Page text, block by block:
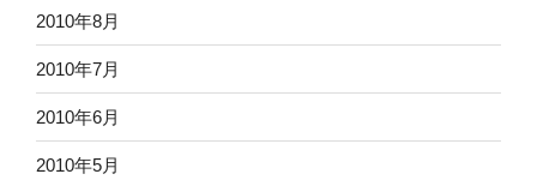
2010年8月
2010年7月
2010年6月
2010年5月